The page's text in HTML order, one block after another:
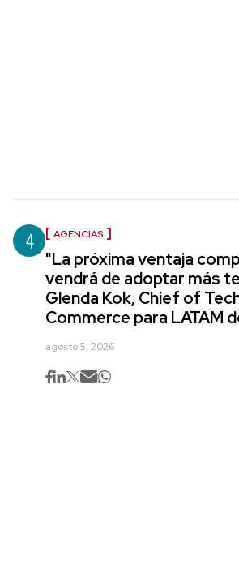
4 AGENCIAS
"La próxima ventaja
vendrá de adoptar más
Glenda Kok, Chief of
Commerce para LATAM
agosto 5, 2026